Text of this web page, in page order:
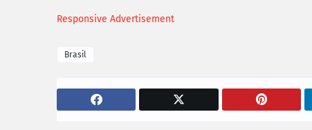
Responsive Advertisement
Brasil